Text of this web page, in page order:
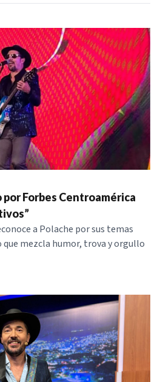
RECIENTES
IR
NOTICIAS
SERIES
Forbes Centroamérica
a Polache por sus temas
mezcla humor, trova y orgullo